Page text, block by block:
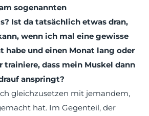
sogenannten
Ist da tatsächlich etwas dran,
wenn ich mal eine gewisse
habe und einen Monat lang oder
trainiere, dass mein Muskel dann
anspringt?
gleichzusetzen mit jemandem,
hat. Im Gegenteil, der